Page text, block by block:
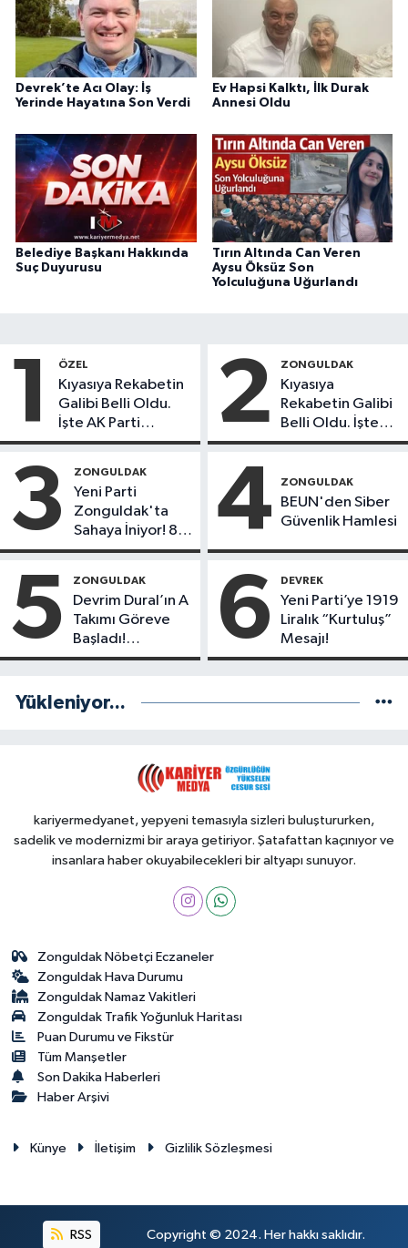
Devrek’te Acı Olay: İş
Yerinde Hayatına Son Verdi
Ev Hapsi Kalktı, İlk Durak
Annesi Oldu
Belediye Başkanı Hakkında
Suç Duyurusu
Tırın Altında Can Veren
Aysu Öksüz Son
Yolculuğuna Uğurlandı
1 ÖZEL
Kıyasıya Rekabetin
Galibi Belli Oldu.
İşte AK Parti
Gençlerinden
Potansiyeline Sahip
İlk 3 İsim!
2 ZONGULDAK
Kıyasıya
Rekabetin Galibi
Belli Oldu. İşte
Liderlik
Sahip İlk 3 Genç
İsim!
3 ZONGULDAK
Yeni Parti
Zonguldak'ta
Sahaya İniyor! 8
İlçede Kurucu
Göreve Başladı
4 ZONGULDAK
BEUN'den Siber
Güvenlik Hamlesi
5 ZONGULDAK
Devrim Dural’ın A
Takımı Göreve
Başladı!
Yönetimde
6 DEVREK
Yeni Parti’ye 1919
Liralık “Kurtuluş”
Mesajı!
Yükleniyor...
kariyermedyanet, yepyeni temasıyla sizleri buluştururken,
sadelik ve modernizmi bir araya getiriyor. Şatafattan kaçınıyor ve
insanlara haber okuyabilecekleri bir altyapı sunuyor.
Zonguldak Nöbetçi Eczaneler
Zonguldak Hava Durumu
Zonguldak Namaz Vakitleri
Zonguldak Trafik Yoğunluk Haritası
Puan Durumu ve Fikstür
Tüm Manşetler
Son Dakika Haberleri
Haber Arşivi
Künye İletişim Gizlilik Sözleşmesi
RSS Copyright © 2024. Her hakkı saklıdır.